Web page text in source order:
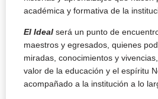
académica y formativa de la
El Ideal será un punto de
maestros y egresados, quienes
miradas, conocimientos y
valor de la educación y el espíritu
acompañado a la institución a lo